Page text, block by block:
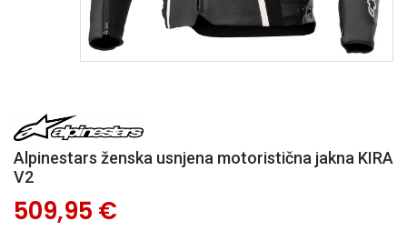
Alpinestars ženska usnjena motoristična jakna KIRA
V2
509,95 €